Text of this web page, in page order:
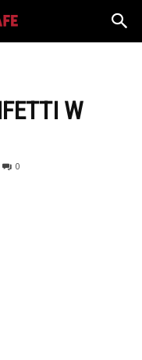
W
0